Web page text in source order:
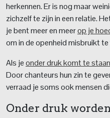
herkennen. Er is nog maar
zichzelf te zijn in een relatie.
je bent meer en meerop je
om in de openheid misbruikt
Als jeonder druk komt te staan
Door chanteurs hun zin te
verraad je soms ook mensen
Onder druk